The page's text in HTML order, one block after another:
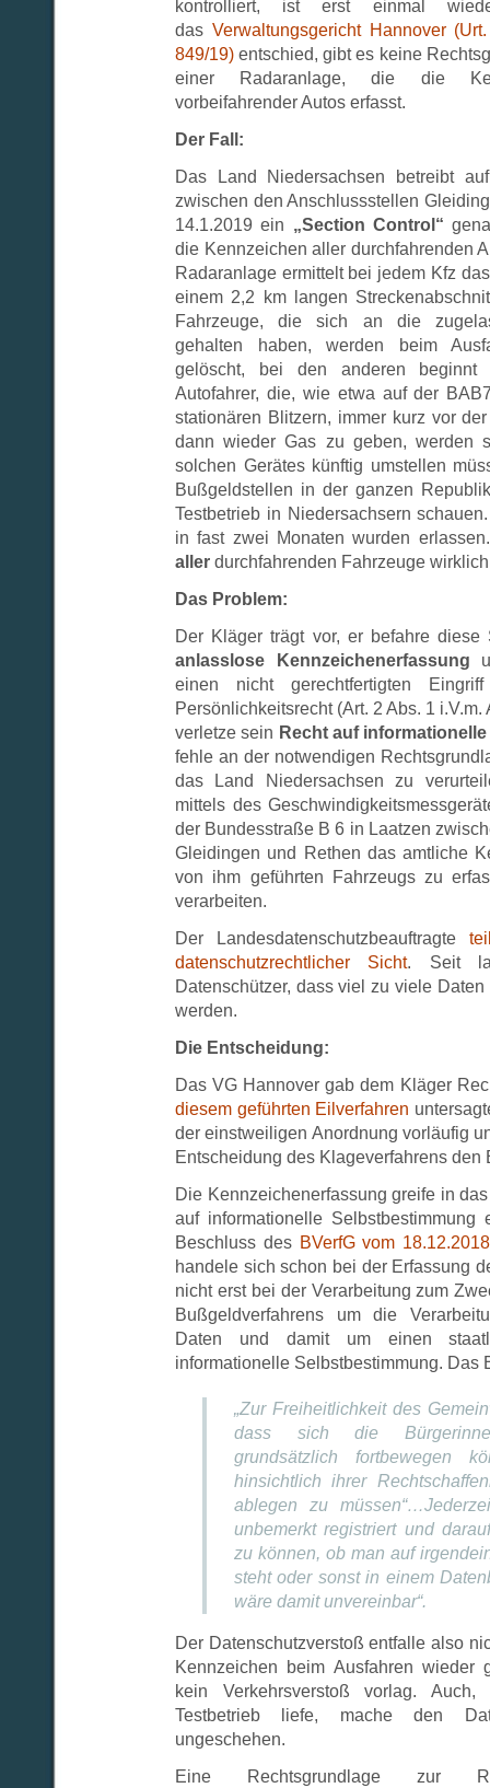
kontrolliert, ist erst einmal
das Verwaltungsgericht Hannover
849/19) entschied, gibt es keine
einer Radaranlage, die die
vorbeifahrender Autos erfasst.
Der Fall:
Das Land Niedersachsen betreibt
zwischen den Anschlussstellen
14.1.2019 ein „Section Control“
die Kennzeichen aller durchfahrenden
Radaranlage ermittelt bei jedem Kfz
einem 2,2 km langen
Fahrzeuge, die sich an die
gehalten haben, werden beim
gelöscht, bei den anderen beginnt
Autofahrer, die, wie etwa auf der
stationären Blitzern, immer kurz vor
dann wieder Gas zu geben, werden
solchen Gerätes künftig umstellen
Bußgeldstellen in der ganzen
Testbetrieb in Niedersachsern
in fast zwei Monaten wurden
aller durchfahrenden Fahrzeuge
Das Problem:
Der Kläger trägt vor, er befahre diese
anlasslose Kennzeichenerfassung
einen nicht gerechtfertigten
Persönlichkeitsrecht (Art. 2 Abs. 1 i.V.m.
verletze sein Recht auf
fehle an der notwendigen
das Land Niedersachsen zu
mittels des
der Bundesstraße B 6 in Laatzen
Gleidingen und Rethen das amtliche
von ihm geführten Fahrzeugs zu
verarbeiten.
Der Landesdatenschutzbeauftragte
datenschutzrechtlicher Sicht. Seit
Datenschützer, dass viel zu viele
werden.
Die Entscheidung:
Das VG Hannover gab dem Kläger
diesem geführten Eilverfahren
der einstweiligen Anordnung vorläufig
Entscheidung des Klageverfahrens den
Die Kennzeichenerfassung greife in
auf informationelle
Beschluss des BVerfG vom
handele sich schon bei der Erfassung
nicht erst bei der Verarbeitung zum
Bußgeldverfahrens um die
Daten und damit um einen
informationelle Selbstbestimmung. Das
„Zur Freiheitlichkeit des
dass sich die
grundsätzlich fortbewegen
hinsichtlich ihrer
ablegen zu
unbemerkt registriert und
zu können, ob man auf
steht oder sonst in einem
wäre damit unvereinbar“.
Der Datenschutzverstoß entfalle also
Kennzeichen beim Ausfahren wieder
kein Verkehrsverstoß vorlag.
Testbetrieb liefe, mache den
ungeschehen.
Eine Rechtsgrundlage zur